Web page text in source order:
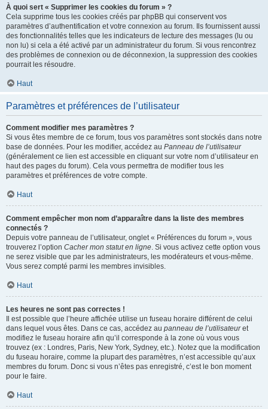
À quoi sert « Supprimer les cookies du forum » ?
Cela supprime tous les cookies créés par phpBB qui conservent vos
paramètres d’authentification et votre connexion au forum. Ils fournissent aussi
des fonctionnalités telles que les indicateurs de lecture des messages (lu ou
non lu) si cela a été activé par un administrateur du forum. Si vous rencontrez
des problèmes de connexion ou de déconnexion, la suppression des cookies
pourrait les résoudre.
Haut
Paramètres et préférences de l’utilisateur
Comment modifier mes paramètres ?
Si vous êtes membre de ce forum, tous vos paramètres sont stockés dans notre
base de données. Pour les modifier, accédez au Panneau de l’utilisateur
(généralement ce lien est accessible en cliquant sur votre nom d’utilisateur en
haut des pages du forum). Cela vous permettra de modifier tous les
paramètres et préférences de votre compte.
Haut
Comment empêcher mon nom d’apparaître dans la liste des membres
connectés ?
Depuis votre panneau de l’utilisateur, onglet « Préférences du forum », vous
trouverez l’option Cacher mon statut en ligne. Si vous activez cette option vous
ne serez visible que par les administrateurs, les modérateurs et vous-même.
Vous serez compté parmi les membres invisibles.
Haut
Les heures ne sont pas correctes !
Il est possible que l’heure affichée utilise un fuseau horaire différent de celui
dans lequel vous êtes. Dans ce cas, accédez au panneau de l’utilisateuret
modifiez le fuseau horaire afin qu’il corresponde à la zone où vous vous
trouvez (ex : Londres, Paris, New York, Sydney, etc.). Notez que la modification
du fuseau horaire, comme la plupart des paramètres, n’est accessible qu’aux
membres du forum. Donc si vous n’êtes pas enregistré, c’est le bon moment
pour le faire.
Haut